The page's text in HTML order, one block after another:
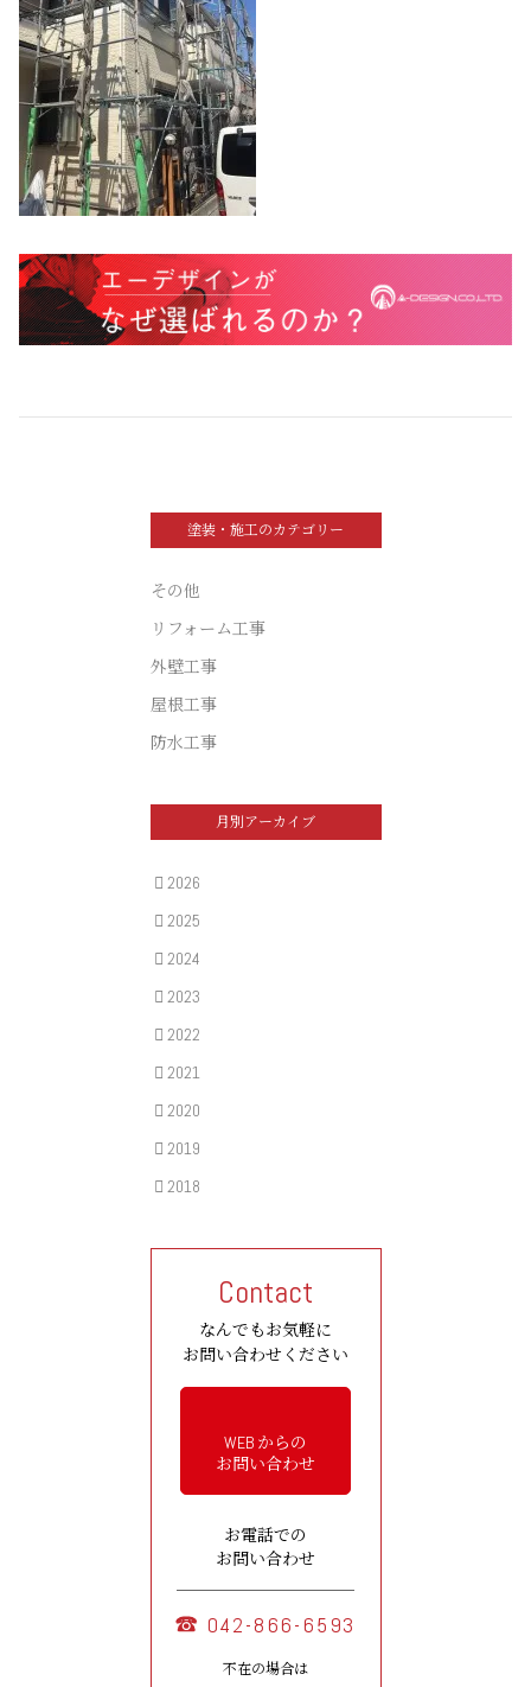
塗装・施工のカテゴリー
その他
リフォーム工事
外壁工事
屋根工事
防水工事
月別アーカイブ
2026
2025
2024
2023
2022
2021
2020
2019
2018
Contact
なんでもお気軽に
お問い合わせください
WEB からの
お問い合わせ
お電話での
お問い合わせ
042-866-6593
不在の場合は